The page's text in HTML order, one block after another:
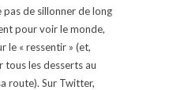
pas de sillonner de long
pour voir le monde,
le « ressentir » (et,
tous les desserts au
route). Sur Twitter,